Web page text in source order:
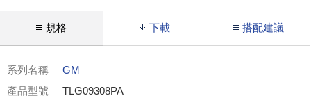
規格 下載 搭配建議
系列名稱
GM
產品型號
TLG09308PA